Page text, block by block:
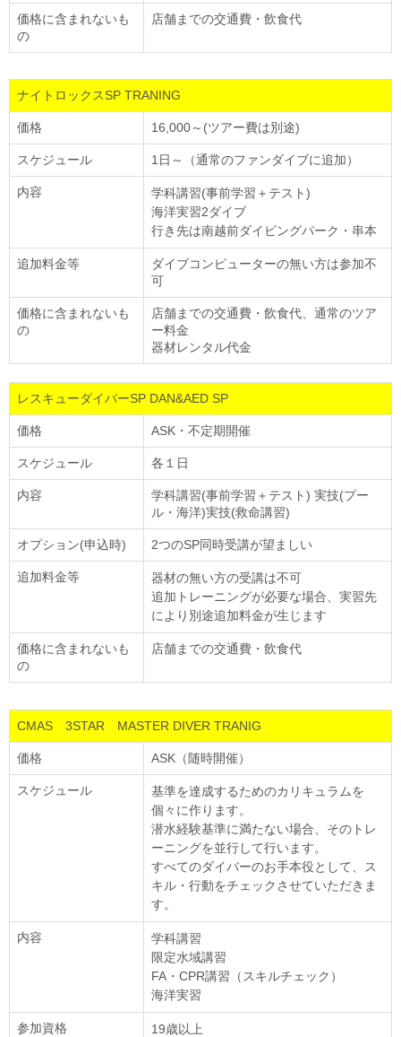
価格に含まれないも
の
店舗までの交通費・飲食代
ナイトロックスSP TRANING
価格 16,000～(ツアー費は別途)
スケジュール 1日～（通常のファンダイブに追加）
内容
学科講習(事前学習＋テスト)
海洋実習2ダイブ
行き先は南越前ダイビングパーク・串本
追加料金等
ダイブコンピューターの無い方は参加不
可
価格に含まれないも
の
店舗までの交通費・飲食代、通常のツア
ー料金
器材レンタル代金
レスキューダイバーSP DAN&AED SP
価格 ASK・不定期開催
スケジュール 各１日
内容
学科講習(事前学習＋テスト) 実技(プー
ル・海洋)実技(救命講習)
オプション(申込時) 2つのSP同時受講が望ましい
追加料金等
器材の無い方の受講は不可
追加トレーニングが必要な場合、実習先
により別途追加料金が生じます
価格に含まれないも
の
店舗までの交通費・飲食代
CMAS 3STAR MASTER DIVER TRANIG
価格 ASK（随時開催）
スケジュール
基準を達成するためのカリキュラムを
個々に作ります。
潜水経験基準に満たない場合、そのトレ
ーニングを並行して行います。
すべてのダイバーのお手本役として、ス
キル・行動をチェックさせていただきま
す。
内容
学科講習
限定水域講習
FA・CPR講習（スキルチェック）
海洋実習
参加資格
19歳以上